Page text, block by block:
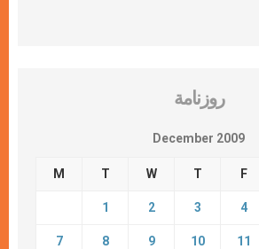
روزنامة
December 2009
M T W T F
1 2 3 4
7 8 9 10 11